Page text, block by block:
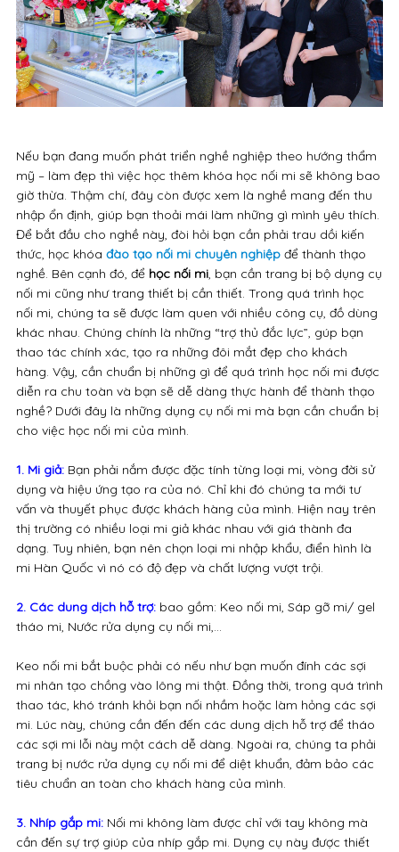
Nếu bạn đang muốn phát triển nghề nghiệp theo hướng thẩm
mỹ – làm đẹp thì việc học thêm khóa học nối mi sẽ không bao
giờ thừa. Thậm chí, đây còn được xem là nghề mang đến thu
nhập ổn định, giúp bạn thoải mái làm những gì mình yêu thích.
Để bắt đầu cho nghề này, đòi hỏi bạn cần phải trau dồi kiến
thức, học khóa đào tạo nối mi chuyên nghiệpđể thành thạo
nghề. Bên cạnh đó, để học nối mi, bạn cần trang bị bộ dụng cụ
nối mi cũng như trang thiết bị cần thiết. Trong quá trình học
nối mi, chúng ta sẽ được làm quen với nhiều công cụ, đồ dùng
khác nhau. Chúng chính là những “trợ thủ đắc lực”, gúp bạn
thao tác chính xác, tạo ra những đôi mắt đẹp cho khách
hàng. Vậy, cần chuẩn bị những gì để quá trình học nối mi được
diễn ra chu toàn và bạn sẽ dễ dàng thực hành để thành thạo
nghề? Dưới đây là những dụng cụ nối mi mà bạn cần chuẩn bị
cho việc học nối mi của mình.
1. Mi giả:Bạn phải nắm được đặc tính từng loại mi, vòng đời sử
dụng và hiệu ứng tạo ra của nó. Chỉ khi đó chúng ta mới tư
vấn và thuyết phục được khách hàng của mình. Hiện nay trên
thị trường có nhiều loại mi giả khác nhau với giá thành đa
dạng. Tuy nhiên, bạn nên chọn loại mi nhập khẩu, điển hình là
mi Hàn Quốc vì nó có độ đẹp và chất lượng vượt trội.
2. Các dung dịch hỗ trợ: bao gồm: Keo nối mi, Sáp gỡ mi/ gel
tháo mi, Nước rửa dụng cụ nối mi,…
Keo nối mi bắt buộc phải có nếu như bạn muốn đính các sợi
mi nhân tạo chồng vào lông mi thật. Đồng thời, trong quá trình
thao tác, khó tránh khỏi bạn nối nhầm hoặc làm hỏng các sợi
mi. Lúc này, chúng cần đến đến các dung dịch hỗ trợ để tháo
các sợi mi lỗi này một cách dễ dàng. Ngoài ra, chúng ta phải
trang bị nước rửa dụng cụ nối mi để diệt khuẩn, đảm bảo các
tiêu chuẩn an toàn cho khách hàng của mình.
3. Nhíp gắp mi:Nối mi không làm được chỉ với tay không mà
cần đến sự trợ giúp của nhíp gắp mi. Dụng cụ này được thiết